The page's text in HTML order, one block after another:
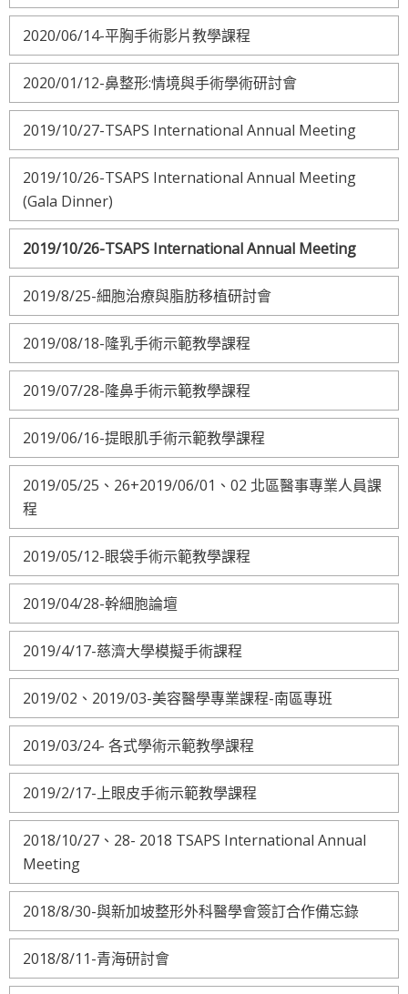
2020/06/14-平胸手術影片教學課程
2020/01/12-鼻整形:情境與手術學術研討會
2019/10/27-TSAPS International Annual Meeting
2019/10/26-TSAPS International Annual Meeting
(Gala Dinner)
2019/10/26-TSAPS International Annual Meeting
2019/8/25-細胞治療與脂肪移植研討會
2019/08/18-隆乳手術示範教學課程
2019/07/28-隆鼻手術示範教學課程
2019/06/16-提眼肌手術示範教學課程
2019/05/25、26+2019/06/01、02 北區醫事專業人員課
程
2019/05/12-眼袋手術示範教學課程
2019/04/28-幹細胞論壇
2019/4/17-慈濟大學模擬手術課程
2019/02、2019/03-美容醫學專業課程-南區專班
2019/03/24- 各式學術示範教學課程
2019/2/17-上眼皮手術示範教學課程
2018/10/27、28- 2018 TSAPS International Annual
Meeting
2018/8/30-與新加坡整形外科醫學會簽訂合作備忘錄
2018/8/11-青海研討會